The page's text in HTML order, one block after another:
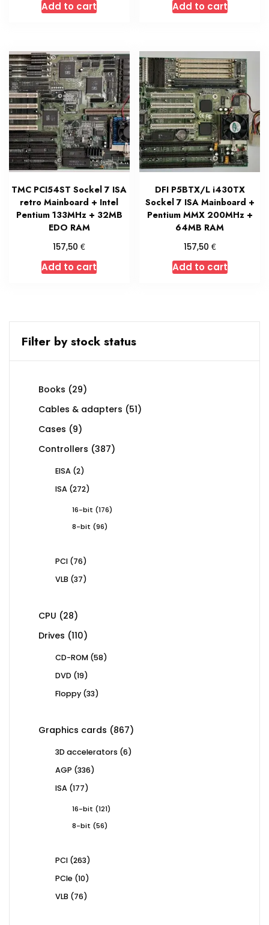
Add to cart Add to cart
TMC PCI54ST Sockel 7 ISA
retro Mainboard + Intel
Pentium 133MHz + 32MB
EDO RAM
157,50€
Add to cart
DFI P5BTX/L i430TX
Sockel 7 ISA Mainboard +
Pentium MMX 200MHz +
64MB RAM
157,50 €
Add to cart
Filter by stock status
Books 2929
Cables & adapters 5151
Cases 99
Controllers 387387
EISA 22
ISA 272272
16-bit 176176
8-bit
9696
PCI 7676
VLB 3737
CPU 2828
Drives 110110
CD-ROM 5858
DVD 1919
Floppy 3333
Graphics cards 867867
3D accelerators 66
AGP 336336
ISA 177177
16-bit 121121
8-bit
5656
PCI 263263
PCIe 1010
VLB 7676